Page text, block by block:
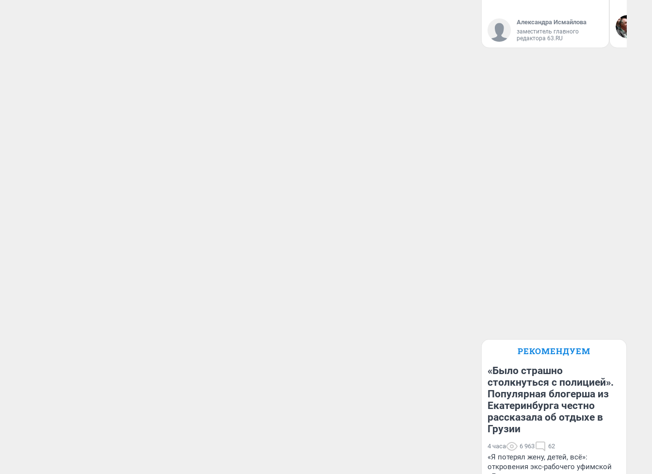
Александра Исмайлова
заместитель главного
редактора 63.RU
РЕКОМЕНДУЕМ
«Было страшно
столкнуться с полицией».
Популярная блогерша из
Екатеринбурга честно
рассказала об отдыхе в
Грузии
4 часа 6 963 62
«Я потерял жену, детей, всё»:
откровения экс-рабочего уфимской